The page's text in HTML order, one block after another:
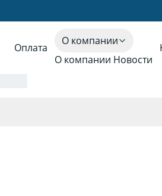
Оплата
О компании
О компании Новости